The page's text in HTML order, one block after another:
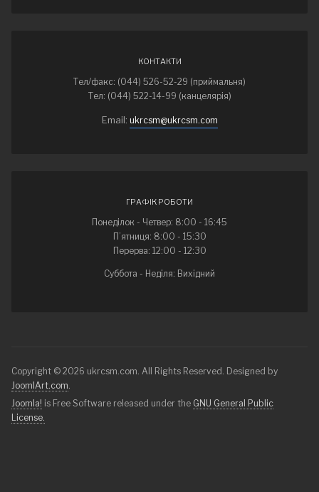
КОНТАКТИ
Тел/факс: (044) 526-52-29 (приймальня)
Тел: (044) 522-14-99 (канцелярія)
Email: ukrcsm@ukrcsm.com
ГРАФІК РОБОТИ
Понеділок - Четвер: 8:00 - 16:45
П’ятниця: 8:00 - 15:30
Перерва: 12:00 - 12:30
Суббота - Неділя: Вихідний
Copyright © 2026 ukrcsm.com. All Rights Reserved. Designed by
JoomlArt.com.
Joomla! is Free Software released under the GNU General Public
License.